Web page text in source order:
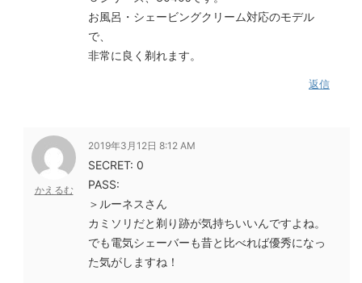
お風呂・シェービングクリーム対応のモデル
で、
非常に良く剃れます。
返信
かえるむ
2019年3月12日 8:12 AM
SECRET: 0
PASS:
＞ルーネスさん
カミソリだと剃り跡が気持ちいいんですよね。
でも電気シェーバーも昔と比べれば優秀になっ
た気がしますね！